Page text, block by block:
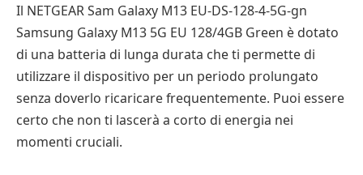
Il NETGEAR Sam Galaxy M13 EU-DS-128-4-5G-gn
Samsung Galaxy M13 5G EU 128/4GB Green è dotato
di una batteria di lunga durata che ti permette di
utilizzare il dispositivo per un periodo prolungato
senza doverlo ricaricare frequentemente. Puoi essere
certo che non ti lascerà a corto di energia nei
momenti cruciali.